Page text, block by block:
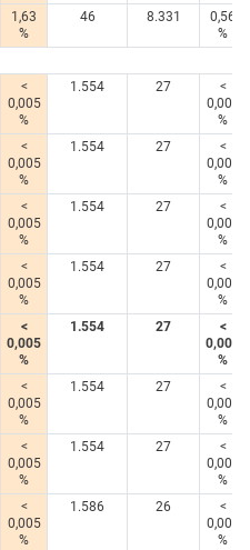
1,63
%
46 8.331
0,56
%
<
0,005
%
1.554 27
<
0,005
%
<
0,005
%
1.554 27
<
0,005
%
<
0,005
%
1.554 27
<
0,005
%
<
0,005
%
1.554 27
<
0,005
%
<
0,005
%
1.554 27
<
0,005
%
<
0,005
%
1.554 27
<
0,005
%
<
0,005
%
1.554 27
<
0,005
%
<
0,005
%
1.586 26
<
0,005
%